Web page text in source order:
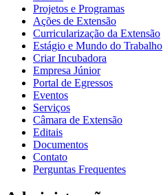
Projetos e Programas
Ações de Extensão
Curricularização da Extensão
Estágio e Mundo do Trabalho
Criar Incubadora
Empresa Júnior
Portal de Egressos
Eventos
Serviços
Câmara de Extensão
Editais
Documentos
Contato
Perguntas Frequentes